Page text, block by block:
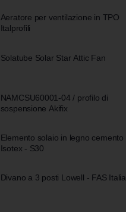
Aeratore per ventilazione in TPO
Italprofili
Solatube Solar Star Attic Fan
NAMCSU60001-04 / profilo di
sospensione Akifix
Elemento solaio in legno cemento
Isotex - S30
Divano a 3 posti Lowell - FAS Italia